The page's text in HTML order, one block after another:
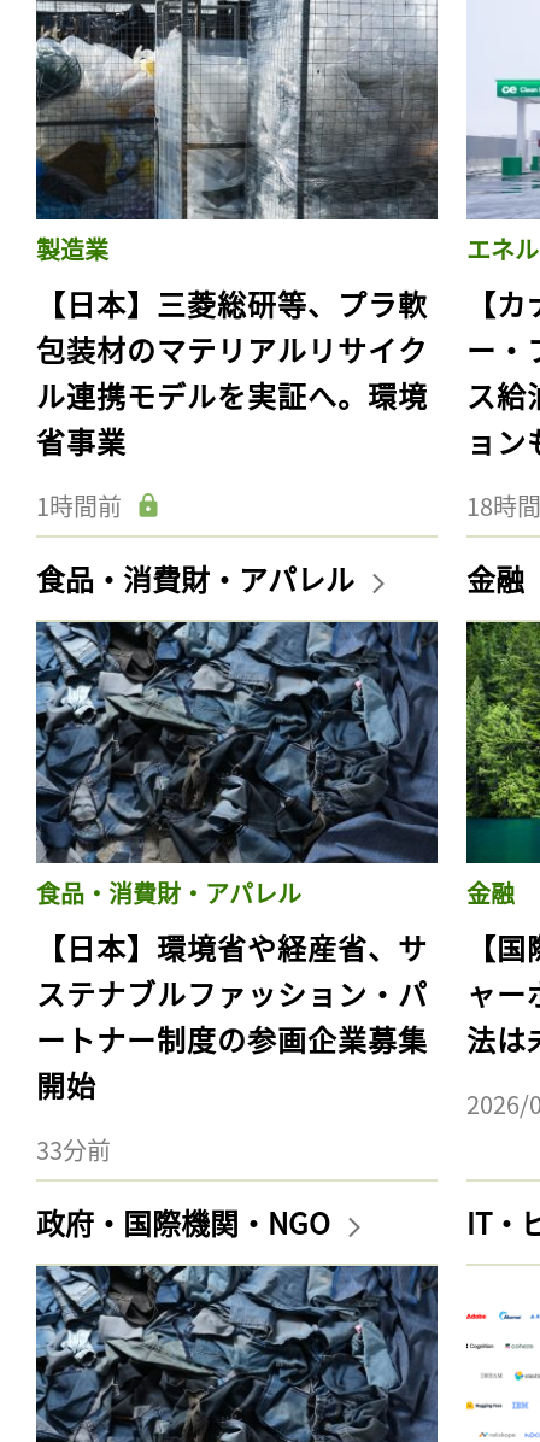
製造業
【日本】三菱総研等、プラ軟
包装材のマテリアルリサイク
ル連携モデルを実証へ。環境
省事業
1時間前
エネ
【
ー・
ス給
ョン
18時
食品・消費財・アパレル
食品・消費財・アパレル
【日本】環境省や経産省、サ
ステナブルファッション・パ
ートナー制度の参画企業募集
開始
33分前
金融
金融
【
ャー
法は
2026/
政府・国際機関・NGO IT・